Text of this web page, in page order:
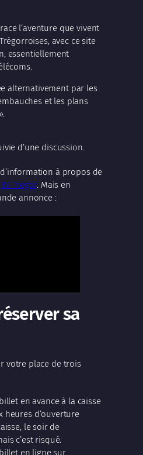
l’aventure que vivent
avec ce site
essentiellement
alternativement par les
et les plans
d’une discussion.
à propos de
TV-Tregor. Mais en
annonce :
sa
votre place de trois
en avance à la caisse
heures d’ouverture
le soir de
c’est risqué.